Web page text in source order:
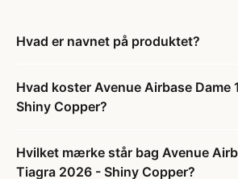
Hvad er navnet på produktet?
Hvad koster Avenue Airbase Dame
Shiny Copper?
Hvilket mærke står bag Avenue
Tiagra 2026 - Shiny Copper?